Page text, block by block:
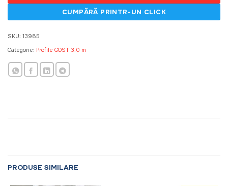
SKU: 13985
Categorie: Profile GOST 3.0 m
PRODUSE SIMILARE